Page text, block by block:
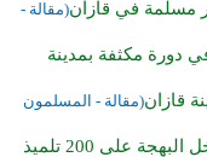
مسلمة في قازان(مقالة -
في دورة مكثفة بمدينة
قازان(مقالة - المسلمون
مبادرة "ساعدوا على الاستعداد للمدرسة" تدخل البهجة على 200 تلميذ